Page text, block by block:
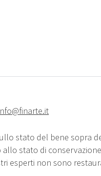
stato del bene sopra
stato di
esperti non sono